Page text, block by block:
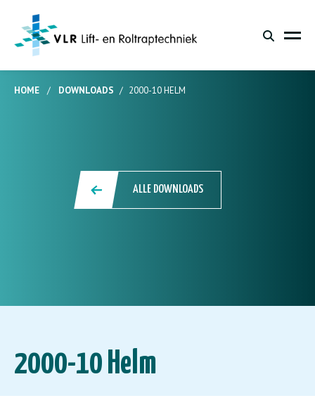
HOME / DOWNLOADS / 2000-10 HELM
ALLE DOWNLOADS
2000-10 Helm